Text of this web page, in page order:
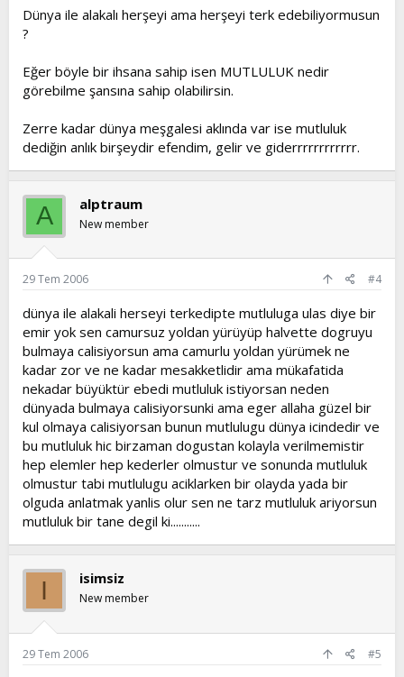
Dünya ile alakalı herşeyi ama herşeyi terk edebiliyormusun
?
Eğer böyle bir ihsana sahip isen MUTLULUK nedir
görebilme şansına sahip olabilirsin.
Zerre kadar dünya meşgalesi aklında var ise mutluluk
dediğin anlık birşeydir efendim, gelir ve giderrrrrrrrrrrr.
A alptraum
New member
29 Tem 2006 #4
dünya ile alakali herseyi terkedipte mutluluga ulas diye bir
emir yok sen camursuz yoldan yürüyüp halvette dogruyu
bulmaya calisiyorsun ama camurlu yoldan yürümek ne
kadar zor ve ne kadar mesakketlidir ama mükafatida
nekadar büyüktür ebedi mutluluk istiyorsan neden
dünyada bulmaya calisiyorsunki ama eger allaha güzel bir
kul olmaya calisiyorsan bunun mutlulugu dünya icindedir ve
bu mutluluk hic birzaman dogustan kolayla verilmemistir
hep elemler hep kederler olmustur ve sonunda mutluluk
olmustur tabi mutlulugu aciklarken bir olayda yada bir
olguda anlatmak yanlis olur sen ne tarz mutluluk ariyorsun
mutluluk bir tane degil ki...........
I isimsiz
New member
29 Tem 2006 #5